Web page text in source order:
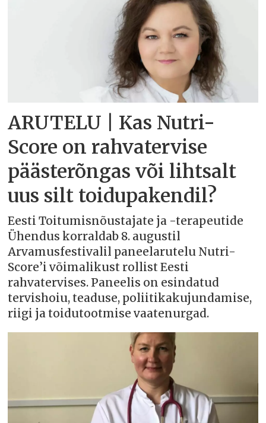
ARUTELU | Kas Nutri-
Score on rahvatervise
päästerõngas või lihtsalt
uus silt toidupakendil?
Eesti Toitumisnõustajate ja -terapeutide
Ühendus korraldab 8. augustil
Arvamusfestivalil paneelarutelu Nutri-
Score’i võimalikust rollist Eesti
rahvatervises. Paneelis on esindatud
tervishoiu, teaduse, poliitikakujundamise,
riigi ja toidutootmise vaatenurgad.